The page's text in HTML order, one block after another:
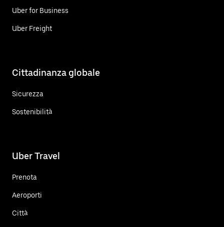
Uber for Business
Uber Freight
Cittadinanza globale
Sicurezza
Sostenibilità
Uber Travel
Prenota
Aeroporti
Città